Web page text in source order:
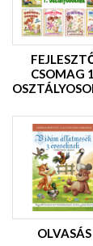
CSOMAG
OLVASÁS